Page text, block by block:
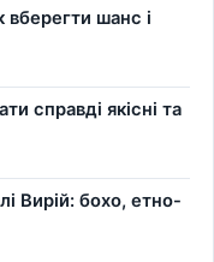
вберегти шанс і
справді якісні та
Вирій: бохо, етно-